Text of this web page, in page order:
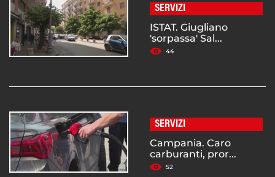
SERVIZI
ISTAT. Giugliano
'sorpassa' Sal...
44
SERVIZI
Campania. Caro
carburanti, pror...
52